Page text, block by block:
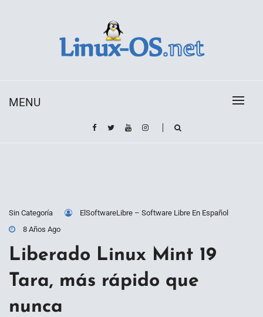
MENU
Sin Categoría
ElSoftwareLibre – Software Libre En Español
8 Años Ago
Liberado Linux Mint 19
Tara, más rápido que
nunca